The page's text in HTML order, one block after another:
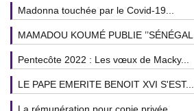
Madonna touchée par le Covid-19...
MAMADOU KOUMÉ PUBLIE
Pentecôte 2022 : Les vœux de Macky...
LE PAPE EMERITE BENOIT XVI S'EST...